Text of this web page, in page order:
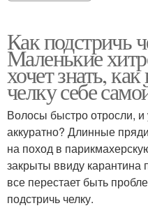
Как подстричь
Маленькие
хочет знать,
челку себе
Волосы быстро отросли,
аккуратно? Длинные
на поход в
закрыты ввиду карантина
все перестает быть
подстричь челку.